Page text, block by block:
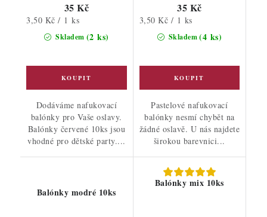
Skladem (2 ks)
35 Kč
Měrná
3,50 Kč / 1 ks
Dodáváme nafukovací
balónky pro Vaše oslavy.
Balónky červené 10ks jsou
vhodné pro dětské party....
Skladem(4 ks)
35 Kč
Měrná
3,50 Kč / 1 ks
Pastelové nafukovací
balónky nesmí chybět na
žádné oslavě. U nás najdete
širokou barevnici...
Balónky modré 10ks
Balónky mix 10ks